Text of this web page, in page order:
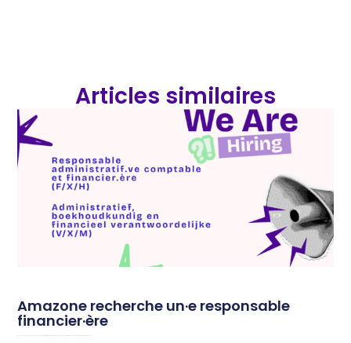
Articles similaires
Amazone recherche un·e responsable
financier·ère